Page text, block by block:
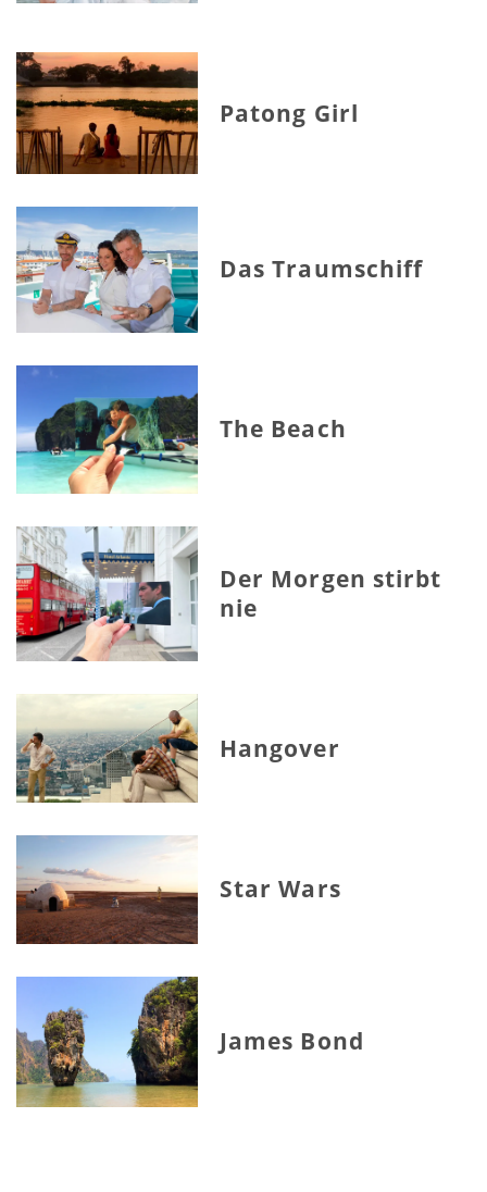
Patong Girl
Das Traumschiff
The Beach
Der Morgen stirbt
nie
Hangover
Star Wars
James Bond